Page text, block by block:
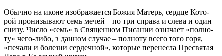
Обыч­но на ико­не изоб­ра­жа­ет­ся Бо­жия Ма­терь, серд­це Ко­то­
рой про­ни­зы­ва­ют семь ме­чей – по три спра­ва и сле­ва и один
сни­зу. Чис­ло «семь» в Свя­щен­ном Пи­са­нии озна­ча­ет «пол­но­
ту» че­го-ли­бо, в дан­ном слу­чае – пол­но­ту все­го то­го го­ря,
«пе­ча­ли и бо­лез­ни сер­деч­ной», ко­то­рые пе­ре­нес­ла Пре­свя­тая